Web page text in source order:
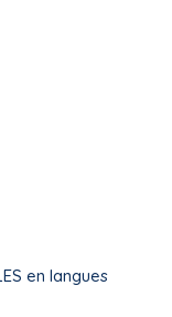
en langues